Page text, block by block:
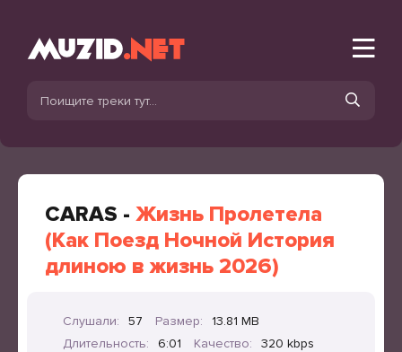
CARAS - Жизнь Пролетела
(Как Поезд Ночной История
длиною в жизнь 2026)
Слушали: 57 Размер:
13.81 MB
Длительность:
6:01 Качество:
320 kbps